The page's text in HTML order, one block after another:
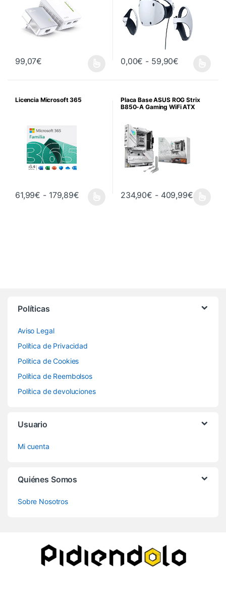
99,07€
Este producto tiene múltiples variantes. Las opciones se
0,00€ - 59,90€
Este producto tiene múltiples
Licencia Microsoft 365
61,99€ - 179,89€Rango de precios: desde 61,99€ hasta
Este producto tiene múltiples variantes. Las opciones se
Placa Base ASUS ROG Strix
B850-A Gaming WiFi ATX
234,90€ - 409,99€Rango
Este producto tiene múltiples
Políticas
Aviso Legal
Política de Privacidad
Politica de Cookies
Política de Reembolsos
Política de devoluciones
Usuario
Mi cuenta
Quiénes Somos
Sobre Nosotros